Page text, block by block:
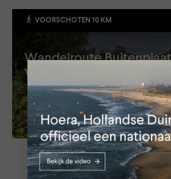
VOORSCHOTEN 10 KM
Wandelroute
Voorschoten